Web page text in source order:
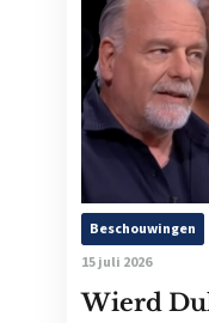
Beschouwingen
15 juli 2026
Wierd